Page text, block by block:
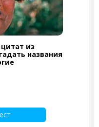
из
названия